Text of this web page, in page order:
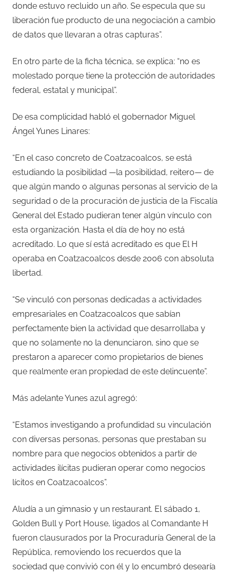
donde estuvo recluido un año. Se especula que su
liberación fue producto de una negociación a cambio
de datos que llevaran a otras capturas”.
En otro parte de la ficha técnica, se explica: “no es
molestado porque tiene la protección de autoridades
federal, estatal y municipal”.
De esa complicidad habló el gobernador Miguel
Ángel Yunes Linares:
“En el caso concreto de Coatzacoalcos, se está
estudiando la posibilidad —la posibilidad, reitero— de
que algún mando o algunas personas al servicio de la
seguridad o de la procuración de justicia de la Fiscalía
General del Estado pudieran tener algún vínculo con
esta organización. Hasta el día de hoy no está
acreditado. Lo que sí está acreditado es que El H
operaba en Coatzacoalcos desde 2006 con absoluta
libertad.
“Se vinculó con personas dedicadas a actividades
empresariales en Coatzacoalcos que sabían
perfectamente bien la actividad que desarrollaba y
que no solamente no la denunciaron, sino que se
prestaron a aparecer como propietarios de bienes
que realmente eran propiedad de este delincuente”.
Más adelante Yunes azul agregó:
“Estamos investigando a profundidad su vinculación
con diversas personas, personas que prestaban su
nombre para que negocios obtenidos a partir de
actividades ilícitas pudieran operar como negocios
lícitos en Coatzacoalcos”.
Aludía a un gimnasio y un restaurant. El sábado 1,
Golden Bull y Port House, ligados al Comandante H
fueron clausurados por la Procuraduría General de la
República, removiendo los recuerdos que la
sociedad que convivió con él y lo encumbró desearía